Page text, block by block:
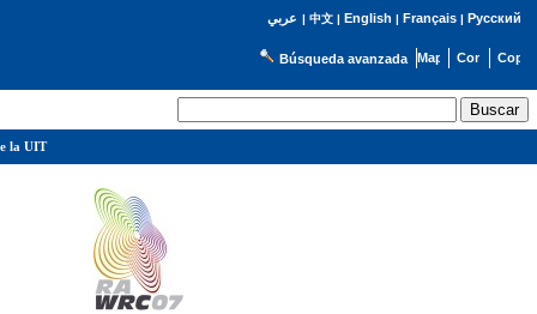
عربي | 中文| English | Français| Русский
Búsqueda avanzada
la UIT